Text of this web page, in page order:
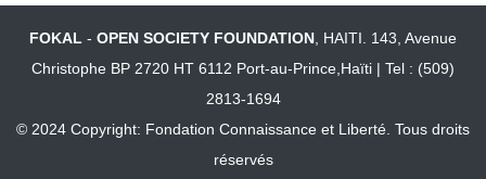
FOKAL - OPEN SOCIETY FOUNDATION , HAITI. 143, Avenue
Christophe BP 2720 HT 6112 Port-au-Prince,Haïti | Tel : (509)
2813-1694
© 2024 Copyright: Fondation Connaissance et Liberté. Tous droits
réservés